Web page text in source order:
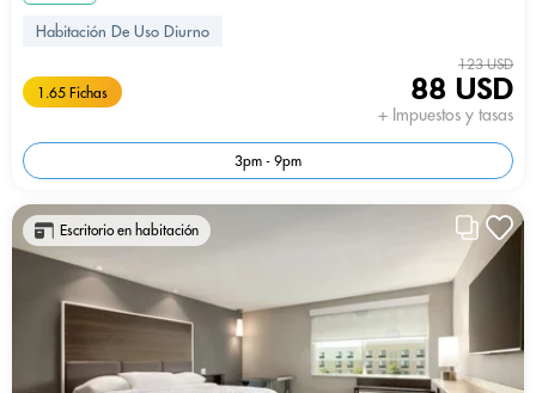
Habitación De Uso Diurno
1.65 Fichas
123 USD
88 USD
+ Impuestos y tasas
3pm - 9pm
Escritorio en habitación